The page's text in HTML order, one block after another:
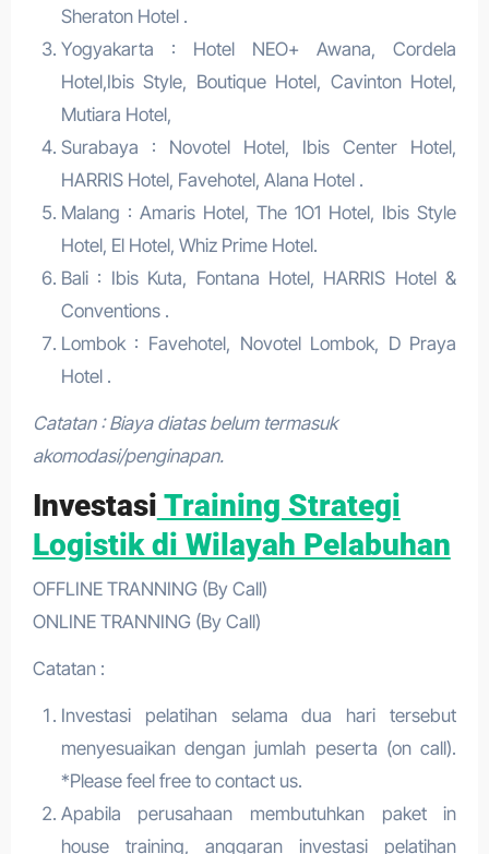
Sheraton Hotel .
Yogyakarta : Hotel NEO+ Awana, Cordela
Hotel,Ibis Style, Boutique Hotel, Cavinton Hotel,
Mutiara Hotel,
Surabaya : Novotel Hotel, Ibis Center Hotel,
HARRIS Hotel, Favehotel, Alana Hotel .
Malang : Amaris Hotel, The 1O1 Hotel, Ibis Style
Hotel, El Hotel, Whiz Prime Hotel.
Bali : Ibis Kuta, Fontana Hotel, HARRIS Hotel &
Conventions .
Lombok : Favehotel, Novotel Lombok, D Praya
Hotel .
Catatan : Biaya diatas belum termasuk
akomodasi/penginapan.
Investasi Training Strategi
Logistik di Wilayah Pelabuhan
OFFLINE TRANNING (By Call)
ONLINE TRANNING (By Call)
Catatan :
Investasi pelatihan selama dua hari tersebut
menyesuaikan dengan jumlah peserta (on call).
*Please feel free to contact us.
Apabila perusahaan membutuhkan paket in
house training, anggaran investasi pelatihan